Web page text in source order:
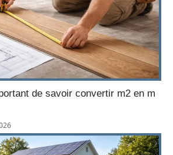
de savoir convertir m2 en m